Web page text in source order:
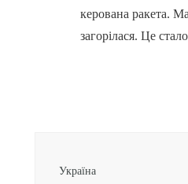
керована ракета.
загорілася. Це
Україна